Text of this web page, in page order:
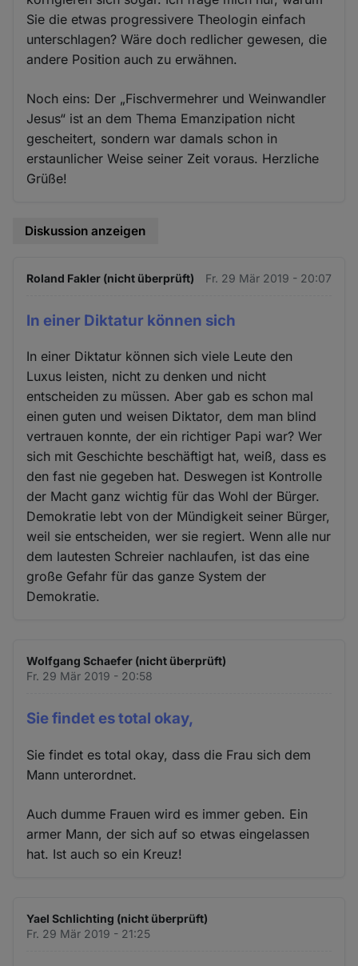
Sie die etwas progressivere Theologin einfach
unterschlagen? Wäre doch redlicher gewesen, die
andere Position auch zu erwähnen.
Noch eins: Der „Fischvermehrer und Weinwandler
Jesus“ ist an dem Thema Emanzipation nicht
gescheitert, sondern war damals schon in
erstaunlicher Weise seiner Zeit voraus. Herzliche
Grüße!
Diskussion anzeigen
Roland Fakler (nicht überprüft) Fr. 29 Mär 2019 - 20:07
In einer Diktatur können sich
In einer Diktatur können sich viele Leute den
Luxus leisten, nicht zu denken und nicht
entscheiden zu müssen. Aber gab es schon mal
einen guten und weisen Diktator, dem man blind
vertrauen konnte, der ein richtiger Papi war? Wer
sich mit Geschichte beschäftigt hat, weiß, dass es
den fast nie gegeben hat. Deswegen ist Kontrolle
der Macht ganz wichtig für das Wohl der Bürger.
Demokratie lebt von der Mündigkeit seiner Bürger,
weil sie entscheiden, wer sie regiert. Wenn alle nur
dem lautesten Schreier nachlaufen, ist das eine
große Gefahr für das ganze System der
Demokratie.
Wolfgang Schaefer (nicht überprüft)
Fr. 29 Mär 2019 - 20:58
Sie findet es total okay,
Sie findet es total okay, dass die Frau sich dem
Mann unterordnet.
Auch dumme Frauen wird es immer geben. Ein
armer Mann, der sich auf so etwas eingelassen
hat. Ist auch so ein Kreuz!
Yael Schlichting (nicht überprüft)
Fr. 29 Mär 2019 - 21:25